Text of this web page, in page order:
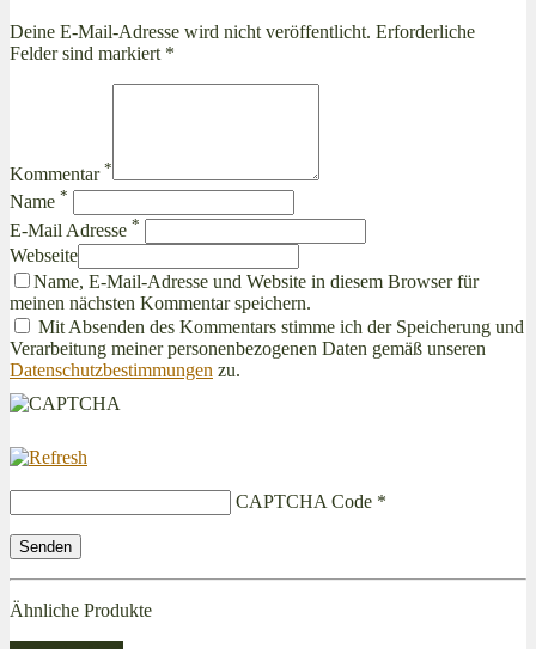
Deine E-Mail-Adresse wird nicht veröffentlicht. Erforderliche
Felder sind markiert *
Kommentar *
Name *
E-Mail Adresse *
Webseite
Name, E-Mail-Adresse und Website in diesem Browser für
meinen nächsten Kommentar speichern.
Mit Absenden des Kommentars stimme ich der Speicherung und
Verarbeitung meiner personenbezogenen Daten gemäß unseren
Datenschutzbestimmungen zu.
CAPTCHA Code *
Ähnliche Produkte